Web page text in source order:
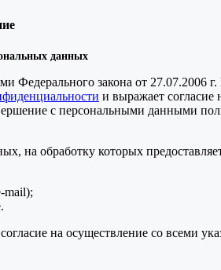
данных
Федерального закона от
и выражает
с персональными данными
на обработку которых
mail);
на осуществление со всеми